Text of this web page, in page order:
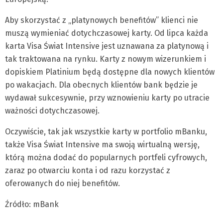
Aby skorzystać z „platynowych benefitów” klienci nie
muszą wymieniać dotychczasowej karty. Od lipca każda
karta Visa Świat Intensive jest uznawana za platynową i
tak traktowana na rynku. Karty z nowym wizerunkiem i
dopiskiem Platinium będą dostępne dla nowych klientów
po wakacjach. Dla obecnych klientów bank będzie je
wydawał sukcesywnie, przy wznowieniu karty po utracie
ważności dotychczasowej.
Oczywiście, tak jak wszystkie karty w portfolio mBanku,
także Visa Świat Intensive ma swoją wirtualną wersję,
którą można dodać do popularnych portfeli cyfrowych,
zaraz po otwarciu konta i od razu korzystać z
oferowanych do niej benefitów.
Źródło: mBank